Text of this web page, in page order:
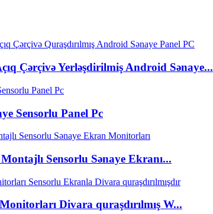
Çərçivə Yerləşdirilmiş Android Sənaye...
Sensorlu Panel Pc
Sensorlu Sənaye Ekranı...
Divara quraşdırılmış W...